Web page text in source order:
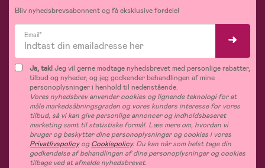
Bliv nyhedsbrevsabonnent og få eksklusive fordele!
Email*
Ja, tak!Jeg vil gerne modtage nyhedsbrevet med personlige rabatter,
tilbud og nyheder, og jeg godkender behandlingen af mine
personoplysninger i henhold til nedenstående.
Vores nyhedsbrev anvender cookies og lignende teknologi for at
måle markedsåbningsgraden og vores kunders interesse for vores
tilbud, så vi kan give personlige annoncer og indholdsbaseret
marketing samt til statistiske formål. Læs mere om, hvordan vi
bruger og beskytter dine personoplysninger og cookies i vores
PrivatlivspolicyogCookiepolicy. Du kan når som helst tage din
godkendelse af behandlingen af dine personoplysninger og cookies
tilbage ved at afmelde nyhedsbrevet.